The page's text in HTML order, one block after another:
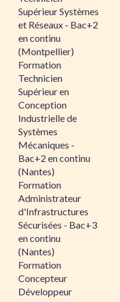
Supérieur Systèmes
et Réseaux - Bac+2
en continu
(Montpellier)
Formation
Technicien
Supérieur en
Conception
Industrielle de
Systèmes
Mécaniques -
Bac+2 en continu
(Nantes)
Formation
Administrateur
d'Infrastructures
Sécurisées - Bac+3
en continu
(Nantes)
Formation
Concepteur
Développeur